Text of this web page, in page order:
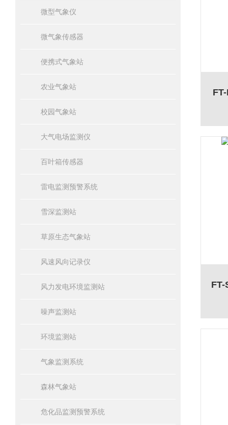
微型气象仪
微气象传感器
便携式气象站
农业气象站
校园气象站
大气电场监测仪
百叶箱传感器
雷电监测预警系统
雪深监测站
草原生态气象站
风速风向记录仪
风力发电环境监测站
噪声监测站
环境监测站
气象监测系统
森林气象站
危化品监测预警系统
FT-